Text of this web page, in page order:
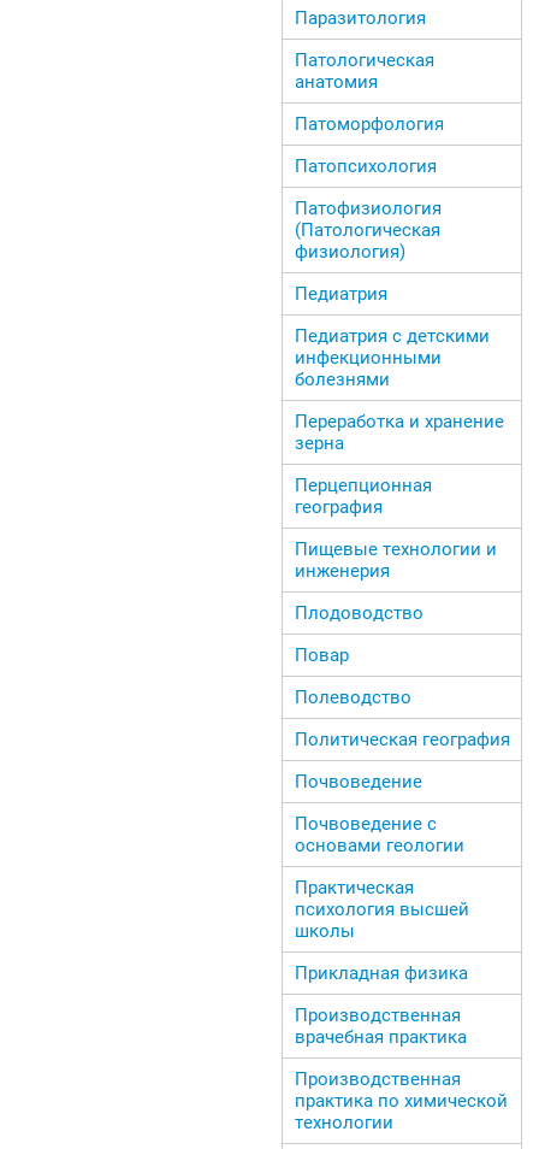
Паразитология
Патологическая
анатомия
Патоморфология
Патопсихология
Патофизиология
(Патологическая
физиология)
Педиатрия
Педиатрия с детскими
инфекционными
болезнями
Переработка и хранение
зерна
Перцепционная
география
Пищевые технологии и
инженерия
Плодоводство
Повар
Полеводство
Политическая география
Почвоведение
Почвоведение с
основами геологии
Практическая
психология высшей
школы
Прикладная физика
Производственная
врачебная практика
Производственная
практика по химической
технологии